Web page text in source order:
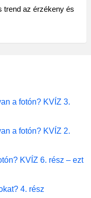
trend az érzékeny és
a fotón? KVÍZ 3.
a fotón? KVÍZ 2.
KVÍZ 6. rész – ezt
4. rész